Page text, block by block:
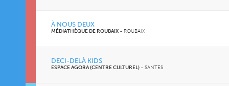
À NOUS DEUX
MÉDIATHÈQUE DE ROUBAIX - ROUBAIX
DECI-DELÀ KIDS
ESPACE AGORA (CENTRE CULTUREL) - SANTES